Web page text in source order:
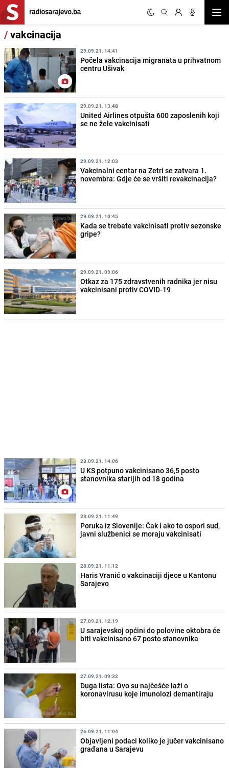
/vakcinacija
29.09.21. 14:41
Počela vakcinacija migranata u prihvatnom
centru Ušivak
29.09.21. 13:48
United Airlines otpušta 600 zaposlenih koji
se ne žele vakcinisati
29.09.21. 12:03
Vakcinalni centar na Zetri se zatvara 1.
novembra: Gdje će se vršiti revakcinacija?
29.09.21. 10:45
Kada se trebate vakcinisati protiv sezonske
gripe?
29.09.21. 09:06
Otkaz za 175 zdravstvenih radnika jer nisu
vakcinisani protiv COVID-19
28.09.21. 14:06
U KS potpuno vakcinisano 36,5 posto
stanovnika starijih od 18 godina
28.09.21. 11:49
Poruka iz Slovenije: Čak i ako to ospori sud,
javni službenici se moraju vakcinisati
28.09.21. 11:12
Haris Vranić o vakcinaciji djece u Kantonu
Sarajevo
27.09.21. 12:19
U sarajevskoj općini do polovine oktobra će
biti vakcinisano 67 posto stanovnika
27.09.21. 09:32
Duga lista: Ovo su najčešće laži o
koronavirusu koje imunolozi demantiraju
26.09.21. 11:04
Objavljeni podaci koliko je jučer vakcinisano
građana u Sarajevu